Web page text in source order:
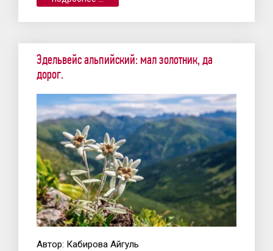
Эдельвейс альпийский: мал золотник, да
дорог.
Автор: Кабирова Айгуль